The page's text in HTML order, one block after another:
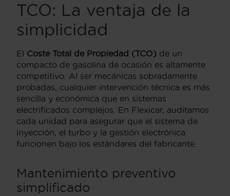
TCO: La ventaja de la
simplicidad
El Coste Total de Propiedad (TCO) de un
compacto de gasolina de ocasión es altamente
competitivo. Al ser mecánicas sobradamente
probadas, cualquier intervención técnica es más
sencilla y económica que en sistemas
electrificados complejos. En Flexicar, auditamos
cada unidad para asegurar que el sistema de
inyección, el turbo y la gestión electrónica
funcionen bajo los estándares del fabricante.
Mantenimiento preventivo
simplificado